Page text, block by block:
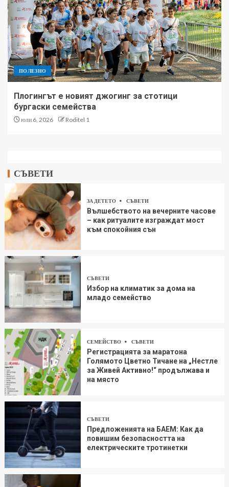
ПОЛЕЗНО
Плогингът е новият джогинг за стотици
бургаски семейства
юли 6, 2026 Roditel 1
СЪВЕТИ
ЗА ДЕТЕТО СЪВЕТИ
Вълшебството на вечерните часове
– как ритуалите изграждат мост
към спокойния сън
СЪВЕТИ
Избор на климатик за дома на
младо семейство
СЕМЕЙСТВО СЪВЕТИ
Регистрацията за маратона
Голямото Цветно Тичане на „Нестле
за Живей Aктивно!“ продължава и
на място
СЪВЕТИ
Предложенията на БАЕМ: Как да
повишим безопасността на
електрическите тротинетки